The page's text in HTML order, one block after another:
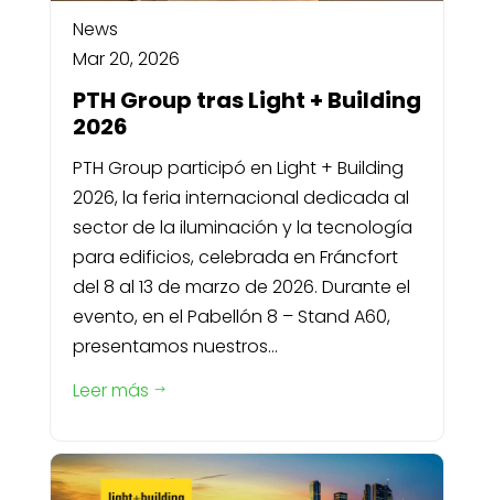
News
Mar 20, 2026
PTH Group tras Light + Building
2026
PTH Group participó en Light + Building
2026, la feria internacional dedicada al
sector de la iluminación y la tecnología
para edificios, celebrada en Fráncfort
del 8 al 13 de marzo de 2026. Durante el
evento, en el Pabellón 8 – Stand A60,
presentamos nuestros...
Leer más $